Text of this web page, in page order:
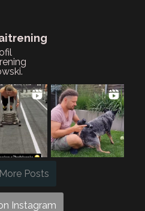
Posts
Instagram